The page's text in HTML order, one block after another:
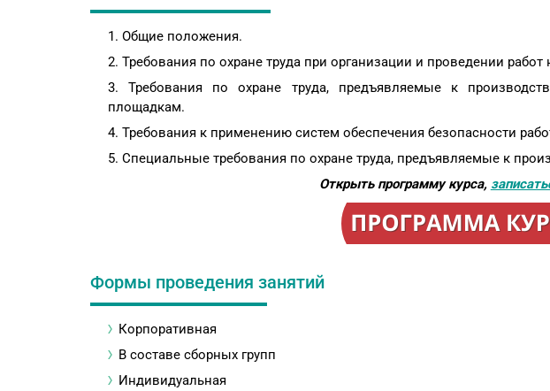
Общие положения.
Требования по охране труда при организации и проведении работ
Требования по охране труда, предъявляемые к
площадкам.
Требования к применению систем обеспечения безопасности
Специальные требования по охране труда, предъявляемые к
Открыть программу курса,
Формы проведения занятий
Корпоративная
В составе сборных групп
Индивидуальная